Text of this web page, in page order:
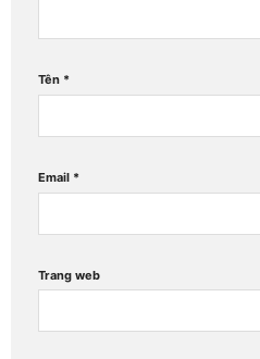
Tên *
Email *
Trang web